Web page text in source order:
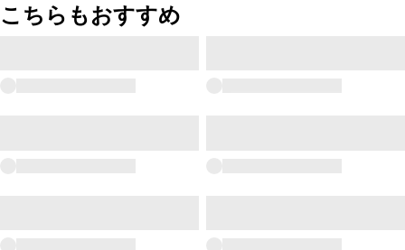
こちらもおすすめ